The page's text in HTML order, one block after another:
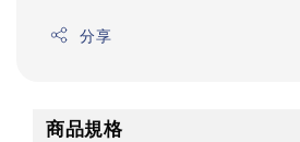
分享
商品規格